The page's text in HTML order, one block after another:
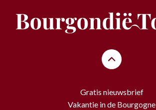
Gratis nieuwsbrief
Vakantie in de Bourgogne